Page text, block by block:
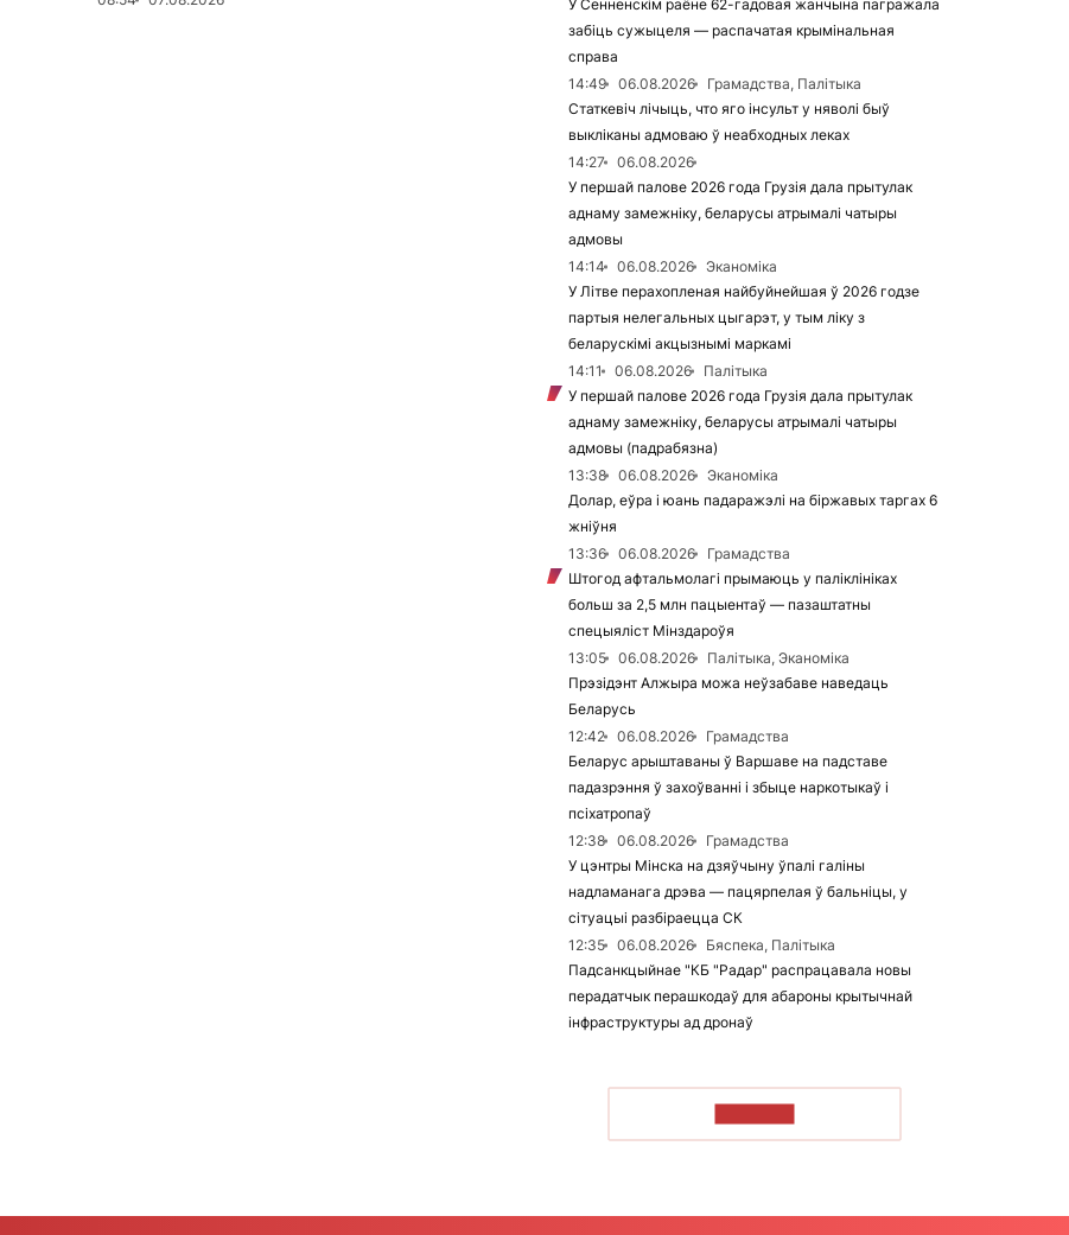
У Сенненскім раёне 62-гадовая жанчына пагражала
забіць сужыцеля — распачатая крымінальная
справа
14:49
06.08.2026
Грамадства, Палітыка
Статкевіч лічыць, что яго інсульт у няволі быў
выкліканы адмоваю ў неабходных леках
14:27
06.08.2026
У першай палове 2026 года Грузія дала прытулак
аднаму замежніку, беларусы атрымалі чатыры
адмовы
14:14
06.08.2026
Эканоміка
У Літве перахопленая найбуйнейшая ў 2026 годзе
партыя нелегальных цыгарэт, у тым ліку з
беларускімі акцызнымі маркамі
14:11
06.08.2026
Палітыка
У першай палове 2026 года Грузія дала прытулак
аднаму замежніку, беларусы атрымалі чатыры
адмовы (падрабязна)
13:38
06.08.2026
Эканоміка
Долар, еўра і юань падаражэлі на біржавых таргах 6
жніўня
13:36
06.08.2026
Грамадства
Штогод афтальмолагі прымаюць у паліклініках
больш за 2,5 млн пацыентаў — пазаштатны
спецыяліст Мінздароўя
13:05
06.08.2026
Палітыка, Эканоміка
Прэзідэнт Алжыра можа неўзабаве наведаць
Беларусь
12:42
06.08.2026
Грамадства
Беларус арыштаваны ў Варшаве на падставе
падазрэння ў захоўванні і збыце наркотыкаў і
псіхатропаў
12:38
06.08.2026
Грамадства
У цэнтры Мінска на дзяўчыну ўпалі галіны
надламанага дрэва — пацярпелая ў бальніцы, у
сітуацыі разбіраецца СК
12:35
06.08.2026
Бяспека, Палітыка
Падсанкцыйнае "КБ "Радар" распрацавала новы
перадатчык перашкодаў для абароны крытычнай
інфраструктуры ад дронаў